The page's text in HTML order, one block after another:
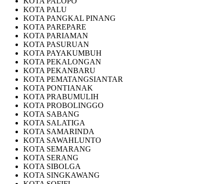
KOTA PALU
KOTA PANGKAL PINANG
KOTA PAREPARE
KOTA PARIAMAN
KOTA PASURUAN
KOTA PAYAKUMBUH
KOTA PEKALONGAN
KOTA PEKANBARU
KOTA PEMATANGSIANTAR
KOTA PONTIANAK
KOTA PRABUMULIH
KOTA PROBOLINGGO
KOTA SABANG
KOTA SALATIGA
KOTA SAMARINDA
KOTA SAWAHLUNTO
KOTA SEMARANG
KOTA SERANG
KOTA SIBOLGA
KOTA SINGKAWANG